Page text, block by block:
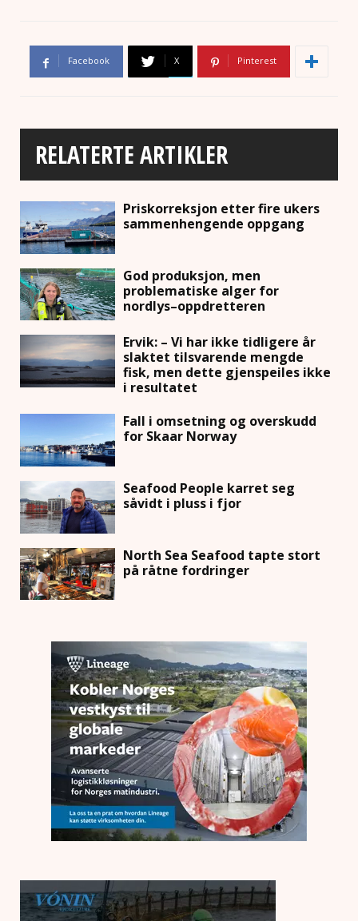
Facebook X Pinterest
RELATERTE ARTIKLER
Priskorreksjon etter fire ukers
sammenhengende oppgang
God produksjon, men
problematiske alger for
nordlys–oppdretteren
Ervik: – Vi har ikke tidligere år
slaktet tilsvarende mengde
fisk, men dette gjenspeiles ikke
i resultatet
Fall i omsetning og overskudd
for Skaar Norway
Seafood People karret seg
såvidt i pluss i fjor
North Sea Seafood tapte stort
på råtne fordringer